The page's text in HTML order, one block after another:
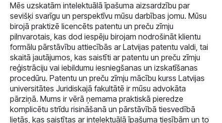
Mēs uzskatām intelektuālā īpašuma aizsardzību par
sevišķi svarīgu un perspektīvu mūsu darbības jomu. Mūsu
birojā praktizē licencēts patentu un preču zīmju
pilnvarotais, kas dod iespēju birojam nodrošināt klientu
formālu pārstāvību attiecībās ar Latvijas patentu valdi, tai
skaitā jautājumos, kas saistīti ar patentu un preču zīmju
reģistrāciju vai iebildumu iesniegšanas un izskatīšanas
procedūru. Patentu un preču zīmju mācību kurss Latvijas
universitātes Juridiskajā fakultātē ir mūsu advokāta
pārziņā. Mums ir vērā ņemama praktiskā pieredze
komplicētu strīdu risināšanā un pārstāvībā tiesvedībā
lietās, kas saistītas ar intelektuālā īpašuma tiesībām un to